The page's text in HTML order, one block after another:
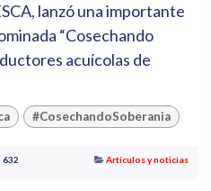
lanzó una importante
“Cosechando
acuícolas de
#CosechandoSoberania
632 Artículos y noticias